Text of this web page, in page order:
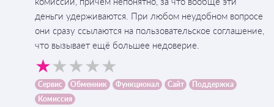
деньги удерживаются. При любом неудобном вопросе
они сразу ссылаются на пользовательское соглашение,
что вызывает ещё большее недоверие.
Сервис Обменник Функционал Сайт
Поддержка
Комиссия